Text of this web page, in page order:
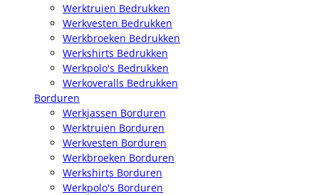
Werktruien Bedrukken
Werkvesten Bedrukken
Werkbroeken Bedrukken
Werkshirts Bedrukken
Werkpolo's Bedrukken
Werkoveralls Bedrukken
Borduren
Werkjassen Borduren
Werktruien Borduren
Werkvesten Borduren
Werkbroeken Borduren
Werkshirts Borduren
Werkpolo's Borduren